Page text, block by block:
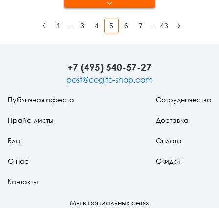
1 3 4 5 6 7 43
+7 (495) 540-57-27
post@cogito-shop.com
Публичная оферта
Прайс-листы
Блог
О нас
Контакты
Сотрудничество
Доставка
Оплата
Скидки
Мы в социальных сетях